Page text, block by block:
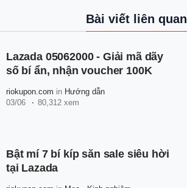
Bài viết liên quan
Lazada 05062000 - Giải mã dãy
số bí ẩn, nhận voucher 100K
riokupon.com in Hướng dẫn
03/06
80,312 xem
Bật mí 7 bí kíp săn sale siêu hời
tại Lazada